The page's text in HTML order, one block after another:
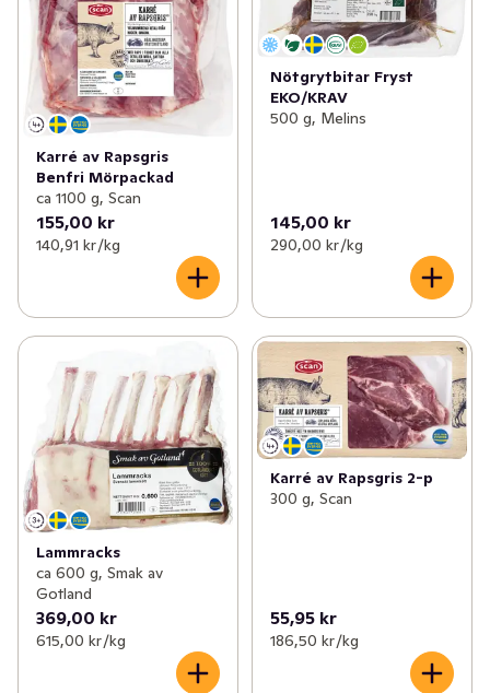
Karré av Rapsgris
Benfri Mörpackad
ca 1100 g, Scan
155,00 kr
140,91 kr /kg
Nötgrytbitar Fryst
EKO/KRAV
500 g, Melins
145,00 kr
290,00 kr /kg
Lammracks
ca 600 g, Smak av
Gotland
369,00 kr
615,00 kr /kg
Karré av Rapsgris 2-p
300 g, Scan
55,95 kr
186,50 kr /kg